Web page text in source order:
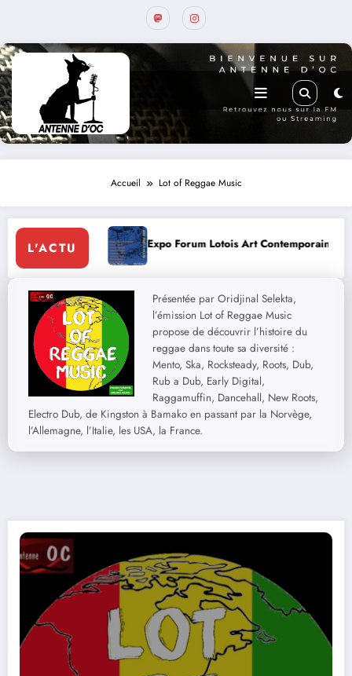
Accueil Lot of Reggae Music
L'ACTU
Expo Forum Lotois Art Contemporain 2026
Présentée par Oridjinal Selekta,
l’émission Lot of Reggae Music
propose de découvrir l’histoire du
reggae dans toute sa diversité :
Mento, Ska, Rocksteady, Roots, Dub,
Rub a Dub, Early Digital,
Raggamuffin, Dancehall, New Roots,
Electro Dub, de Kingston à Bamako en passant par la Norvège,
l’Allemagne, l’Italie, les USA, la France.